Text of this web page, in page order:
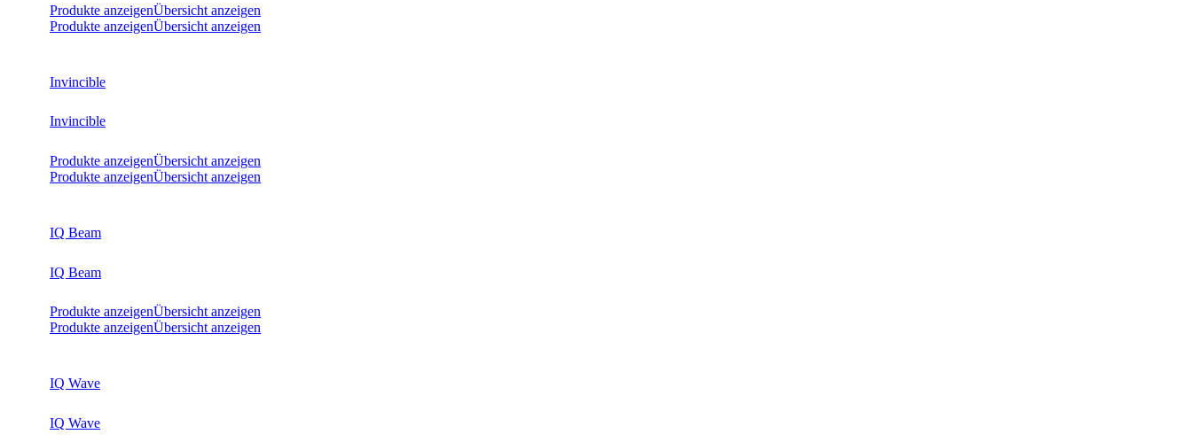
Produkte anzeigenÜbersicht anzeigen
Produkte anzeigenÜbersicht anzeigen
Invincible
Invincible
Produkte anzeigenÜbersicht anzeigen
Produkte anzeigenÜbersicht anzeigen
IQ Beam
IQ Beam
Produkte anzeigenÜbersicht anzeigen
Produkte anzeigenÜbersicht anzeigen
IQ Wave
IQ Wave